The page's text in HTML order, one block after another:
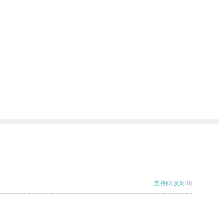
支持[0] 反对[0]